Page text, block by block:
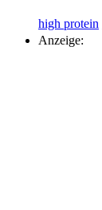
high protein
Anzeige: